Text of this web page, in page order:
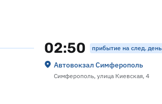
02:50 прибытие на след. день
Автовокзал Симферополь
Симферополь, улица Киевская, 4